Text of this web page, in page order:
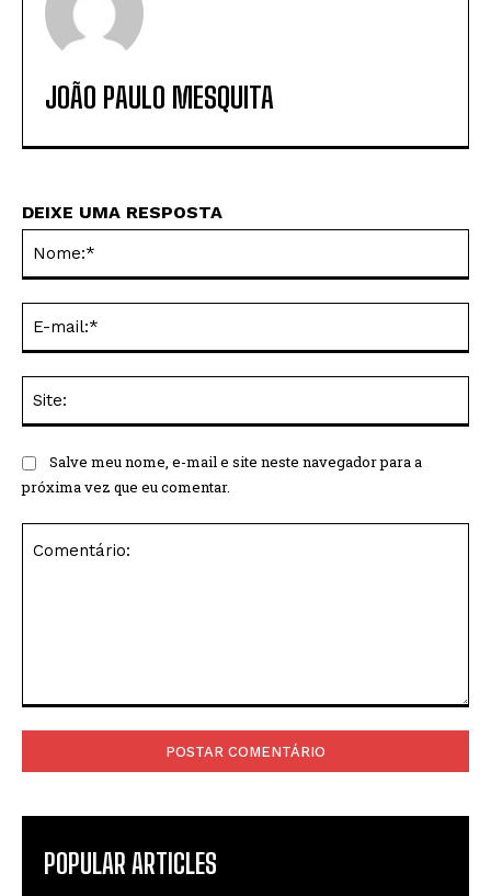
JOÃO PAULO MESQUITA
DEIXE UMA RESPOSTA
Salve meu nome, e-mail e site neste navegador para a
próxima vez que eu comentar.
POPULAR ARTICLES